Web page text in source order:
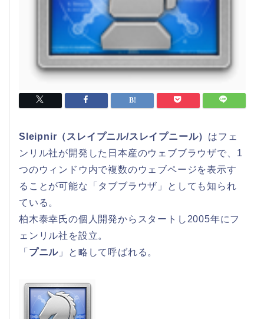
Sleipnir（スレイプニル/スレイプニール） はフェ
ンリル社が開発した日本産のウェブブラウザで、1
つのウィンドウ内で複数のウェブページを表示す
ることが可能な「タブブラウザ」としても知られ
ている。
柏木泰幸氏の個人開発からスタートし2005年にフ
ェンリル社を設立。
「 プニル 」と略して呼ばれる。